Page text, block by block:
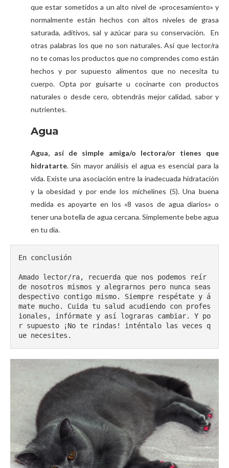
que estar sometidos a un alto nivel de «procesamiento» y
normalmente están hechos con altos niveles de grasa
saturada, aditivos, sal y azúcar para su conservación. En
otras palabras los que no son naturales. Así que lector/ra
no te comas los productos que no comprendes como están
hechos y por supuesto alimentos que no necesita tu
cuerpo. Opta por guisarte u cocinarte con productos
naturales o desde cero, obtendrás mejor calidad, sabor y
nutrientes.
Agua
Agua, así de simple amiga/o lectora/or tienes que
hidratarte. Sin mayor análisis el agua es esencial para la
vida. Existe una asociación entre la inadecuada hidratación
y la obesidad y por ende los michelines (5). Una buena
medida es apoyarte en los «8 vasos de agua diarios» o
tener una botella de agua cercana. Simplemente bebe agua
en tu día.
En conclusión
Amado lector/ra, recuerda que nos podemos reír
de nosotros mismos y alegrarnos pero nunca seas
despectivo contigo mismo. Siempre respétate y á
mate mucho. Cuida tu salud acudiendo con profes
ionales, infórmate y así lograras cambiar. Y po
r supuesto ¡No te rindas! inténtalo las veces q
ue necesites.